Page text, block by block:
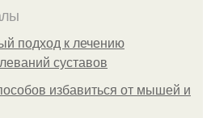
подход к лечению
суставов
избавиться от мышей и